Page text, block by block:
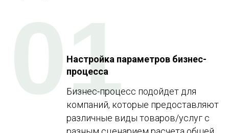
Настройка параметров бизнес-
процесса
Бизнес-процесс подойдет для
компаний, которые предоставляют
различные виды товаров/услуг с
01